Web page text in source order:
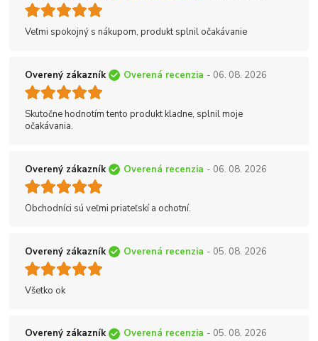
Veľmi spokojný s nákupom, produkt splnil očakávanie
Overený zákazník Overená recenzia - 06. 08. 2026
Skutočne hodnotím tento produkt kladne, splnil moje
očakávania.
Overený zákazník Overená recenzia - 06. 08. 2026
Obchodníci sú veľmi priateľskí a ochotní.
Overený zákazník Overená recenzia - 05. 08. 2026
Všetko ok
Overený zákazník Overená recenzia - 05. 08. 2026